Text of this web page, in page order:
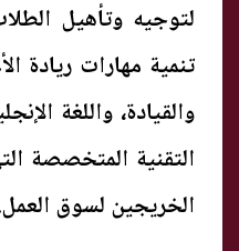
لتوجيه وتأهيل
تنمية مهارات ريادة
والقيادة، واللغة
التقنية المتخصصة
الخريجين لسوق